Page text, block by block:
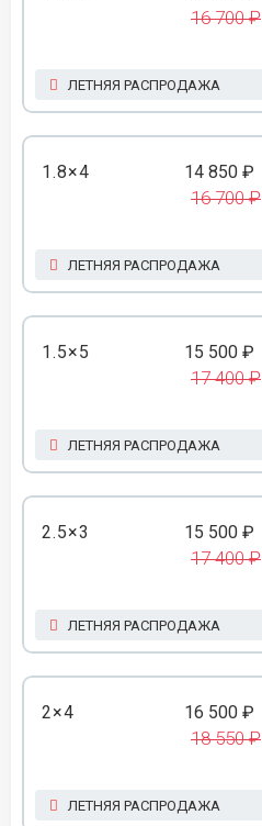
16 700 ₽
ЛЕТНЯЯ РАСПРОДАЖА
1.8×4 14 850 ₽
16 700 ₽
ЛЕТНЯЯ РАСПРОДАЖА
1.5×5 15 500 ₽
17 400 ₽
ЛЕТНЯЯ РАСПРОДАЖА
2.5×3 15 500 ₽
17 400 ₽
ЛЕТНЯЯ РАСПРОДАЖА
2×4 16 500 ₽
18 550 ₽
ЛЕТНЯЯ РАСПРОДАЖА